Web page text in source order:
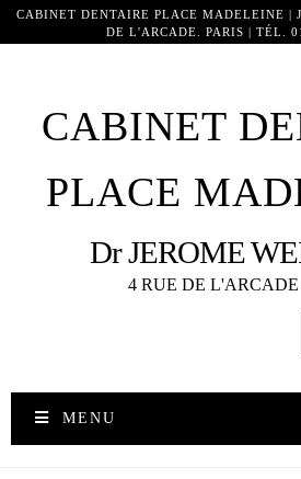
CABINET DENTAIRE PLACE MADELEINE |
DE L'ARCADE. PARIS | TÉL.
CABINET
PLACE
Dr JEROME
4 RUE DE L'ARCADE
MENU